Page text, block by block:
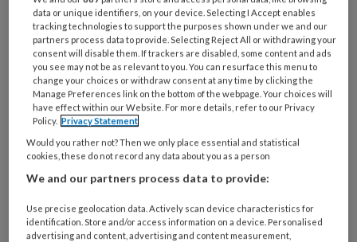
natuurlijk altijd, maar op Modderdag doet
iedereen er een extra schepje bovenop. Wroeten
in de aarde of van de modderglijbaan roetsjen.
Inmiddels is deze dag uitgegroeid tot een jaarlijks
terugkerend fenomeen. Waar komt deze traditie
eigenlijk vandaan?
10 JUNI 2026 NIEUWS PEDAGOGISCH PROFESSIONAL
data or unique identifiers, on your device. Selecting I Accept enables
tracking technologies to support the purposes shown under we and our
partners process data to provide. Selecting Reject All or withdrawing your
consent will disable them. If trackers are disabled, some content and ads
you see may not be as relevant to you. You can resurface this menu to
change your choices or withdraw consent at any time by clicking the
Manage Preferences link on the bottom of the webpage. Your choices will
have effect within our Website. For more details, refer to our Privacy
Policy. Privacy Statement
Would you rather not? Then we only place essential and statistical
cookies, these do not record any data about you as a person
We and our partners process data to provide:
Use precise geolocation data. Actively scan device characteristics for
identification. Store and/or access information on a device. Personalised
advertising and content, advertising and content measurement,